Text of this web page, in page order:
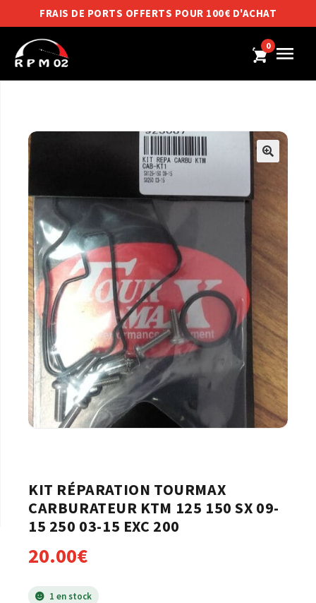
FRAIS DE PORTS OFFERTS POUR 100€ D'ACHAT
0
KIT RÉPARATION TOURMAX
CARBURATEUR KTM 125 150 SX 09-
15 250 03-15 EXC 200
20.00€
1 en stock